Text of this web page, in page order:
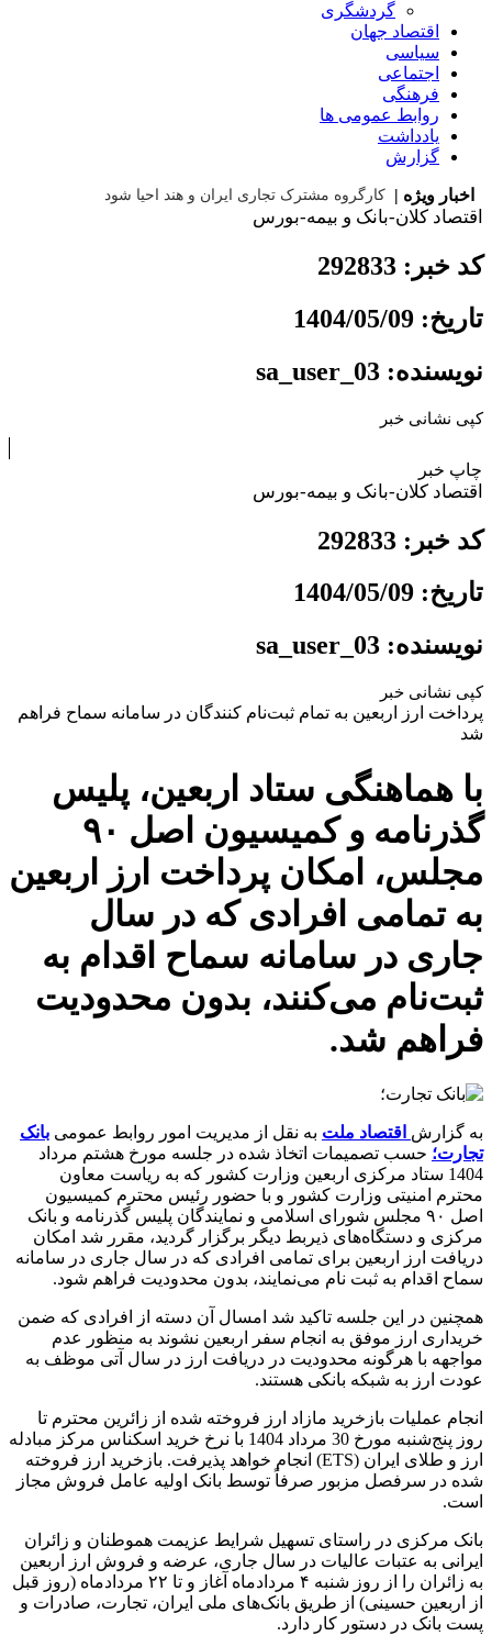
گردشگری
اقتصاد جهان
سیاسی
اجتماعی
فرهنگی
روابط عمومی ها
یادداشت
گزارش
اخبار ویژه | کارگروه مشترک تجاری ایران و هند احیا
اقتصاد کلان-بانک و بیمه-بورس
کد خبر: 292833
تاریخ: 1404/05/09
نویسنده: sa_user_03
کپی نشانی خبر
چاپ خبر
اقتصاد کلان-بانک و بیمه-بورس
کد خبر: 292833
تاریخ: 1404/05/09
نویسنده: sa_user_03
کپی نشانی خبر
پرداخت ارز اربعین به تمام ثبت‌نام کنندگان در سامانه سماح فراهم
شد
با هماهنگی ستاد اربعین، پلیس
گذرنامه و کمیسیون اصل ۹۰
مجلس، امکان پرداخت ارز اربعین
به تمامی افرادی که در سال
جاری در سامانه سماح اقدام به
ثبت‌نام می‌کنند، بدون محدودیت
فراهم شد.
به گزارش اقتصاد ملت به نقل از مدیریت امور روابط عمومی بانک
تجارت؛ حسب تصمیمات اتخاذ شده در جلسه مورخ هشتم مرداد
1404 ستاد مرکزی اربعین وزارت کشور که به ریاست معاون
محترم امنیتی وزارت کشور و با حضور رئیس محترم کمیسیون
اصل ۹۰ مجلس شورای اسلامی و نمایندگان پلیس گذرنامه و بانک
مرکزی و دستگاه‌های ذیربط دیگر برگزار گردید، مقرر شد امکان
دریافت ارز اربعین برای تمامی افرادی که در سال جاری در سامانه
سماح اقدام به ثبت نام می‌نمایند، بدون محدودیت فراهم شود.
همچنین در این جلسه تاکید شد امسال آن دسته از افرادی که ضمن
خریداری ارز موفق به انجام سفر اربعین نشوند به منظور عدم
مواجهه با هرگونه محدودیت در دریافت ارز در سال آتی موظف به
عودت ارز به شبکه بانکی هستند‌.
انجام عملیات بازخرید مازاد ارز فروخته شده از زائرین محترم تا
روز پنج‌شنبه مورخ 30 مرداد 1404 با نرخ خرید اسکناس مرکز مبادله
ارز و طلای ایران (ETS) انجام خواهد پذیرفت. بازخرید ارز فروخته
شده در سرفصل مزبور صرفاً توسط بانک اولیه عامل فروش مجاز
است.
بانک مرکزی در راستای تسهیل شرایط عزیمت هموطنان و زائران
ایرانی به عتبات عالیات در سال جاری، عرضه و فروش ارز اربعین
به زائران را از روز شنبه ۴ مردادماه آغاز و تا ۲۲ مردادماه (روز قبل
از اربعین حسینی) از طریق بانک‌های ملی ایران، تجارت، صادرات و
پست بانک در دستور کار دارد.